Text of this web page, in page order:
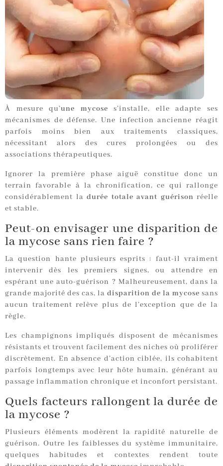
À mesure qu’une mycose s’installe, elle adapte ses
mécanismes de défense. Une infection ancienne réagit
parfois moins bien aux traitements classiques,
nécessitant alors des cures prolongées ou des
associations thérapeutiques.
Ignorer la première phase aiguë constitue donc un
terrain favorable à la chronification, ce qui rallonge
considérablement la durée totale avant guérison réelle
et stable.
Peut-on envisager une disparition de
la mycose sans rien faire ?
La question hante plusieurs esprits : faut-il vraiment
intervenir dès les premiers signes, ou attendre en
espérant une auto-guérison ? Malheureusement, dans la
grande majorité des cas, la disparition de la mycose sans
aucun traitement relève plus de l’exception que de la
règle.
Les champignons impliqués disposent de mécanismes
résistants et trouvent facilement des niches où proliférer
discrètement. En absence d’action ciblée, ils cohabitent
parfois longtemps avec leur hôte humain, générant au
passage inflammation chronique et inconfort persistant.
Quels facteurs rallongent la durée de
la mycose ?
Plusieurs éléments modèrent la rapidité naturelle de
guérison. Outre les faiblesses du système immunitaire,
quelques habitudes et contextes rendent toute